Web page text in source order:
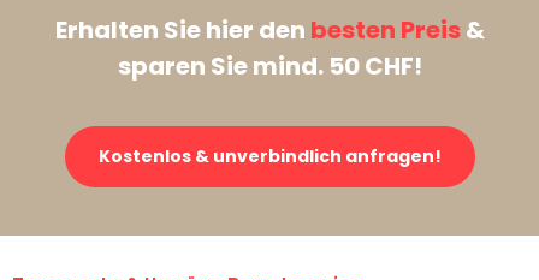
Erhalten Sie hier den besten Preis&
sparen Sie mind. 50 CHF!
Kostenlos & unverbindlich anfragen!